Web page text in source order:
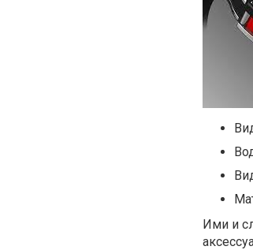
Ими и